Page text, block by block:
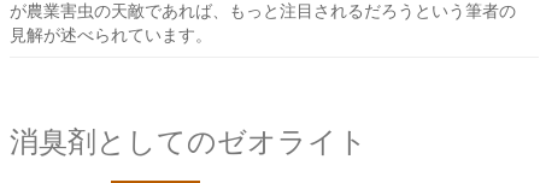
が農業害虫の天敵であれば、もっと注目されるだろうという筆者の
見解が述べられています。
消臭剤としてのゼオライト